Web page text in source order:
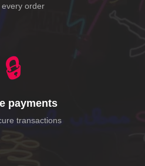
every order
🔒
payments
transactions